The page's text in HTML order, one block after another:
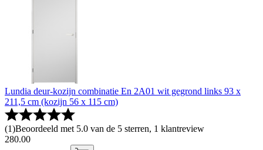
Lundia deur-kozijn combinatie En 2A01 wit gegrond links 93 x
211,5 cm (kozijn 56 x 115 cm)
(1)Beoordeeld met 5.0 van de 5 sterren, 1 klantreview
280.00